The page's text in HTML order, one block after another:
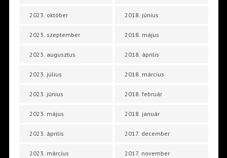
2023. október
2023. szeptember
2023. augusztus
2023. július
2023. június
2023. május
2023. április
2023. március
2018. június
2018. május
2018. április
2018. március
2018. február
2018. január
2017. december
2017. november